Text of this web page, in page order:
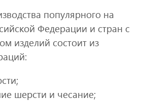
популярного на
Федерации и стран с
изделий состоит из
шерсти и чесание;